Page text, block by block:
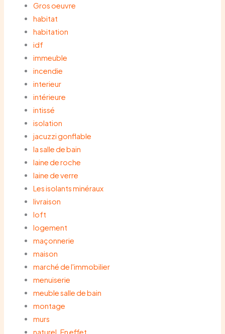
Gros oeuvre
habitat
habitation
idf
immeuble
incendie
interieur
intérieure
intissé
isolation
jacuzzi gonflable
la salle de bain
laine de roche
laine de verre
Les isolants minéraux
livraison
loft
logement
maçonnerie
maison
marché de l'immobilier
menuiserie
meuble salle de bain
montage
murs
naturel. En effet